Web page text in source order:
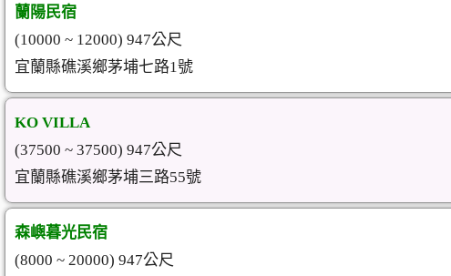
蘭陽民宿
(10000 ~ 12000) 947公尺
宜蘭縣礁溪鄉茅埔七路1號
KO VILLA
(37500 ~ 37500) 947公尺
宜蘭縣礁溪鄉茅埔三路55號
森嶼暮光民宿
(8000 ~ 20000) 947公尺